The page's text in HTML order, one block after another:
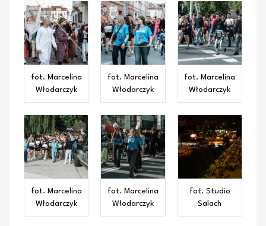
fot. Marcelina
Włodarczyk
fot. Marcelina
Włodarczyk
fot. Marcelina
Włodarczyk
fot. Marcelina
Włodarczyk
fot. Marcelina
Włodarczyk
fot. Studio
Salach